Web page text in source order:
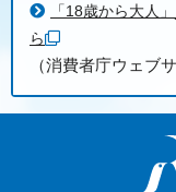
「18歳から大人
ら
（消費者庁ウェブ